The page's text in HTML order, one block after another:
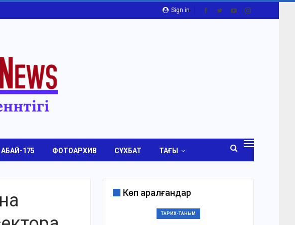
Sign in
АБАЙ-175 ФОТОАРХИВ СҰХБАТ ТАҒЫ
Көп қаралғандар
ТАРИХ-ТАНЫМ